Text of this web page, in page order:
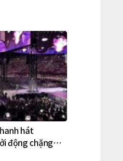
hát
động chặng